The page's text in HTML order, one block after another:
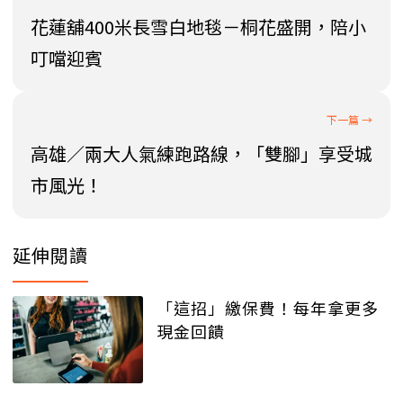
花蓮舖400米長雪白地毯－桐花盛開，陪小
叮噹迎賓
高雄／兩大人氣練跑路線，「雙腳」享受城
市風光！
延伸閱讀
「這招」繳保費！每年拿更多
現金回饋